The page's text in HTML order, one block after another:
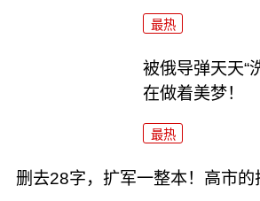
最热
被俄导弹天天“
在做着美梦！
最热
删去28字，扩军一整本！高市的